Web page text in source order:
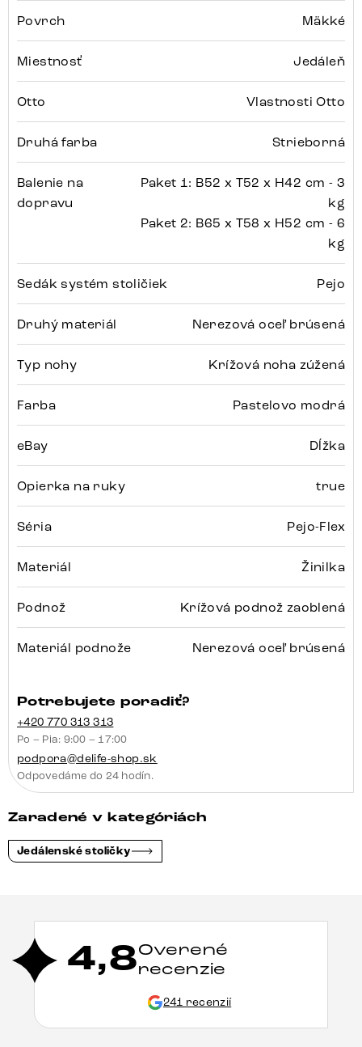
Povrch Mäkké
Miestnosť Jedáleň
Otto Vlastnosti Otto
Druhá farba Strieborná
Balenie na
dopravu
Paket 1: B52 x T52 x H42 cm - 3
kg
Paket 2: B65 x T58 x H52 cm - 6
kg
Sedák systém stoličiek Pejo
Druhý materiál Nerezová oceľ brúsená
Typ nohy Krížová noha zúžená
Farba Pastelovo modrá
eBay Dĺžka
Opierka na ruky true
Séria Pejo-Flex
Materiál Žinilka
Podnož Krížová podnož zaoblená
Materiál podnože Nerezová oceľ brúsená
Potrebujete poradiť?
+420 770 313 313
Po – Pia: 9:00 – 17:00
podpora@delife-shop.sk
Odpovedáme do 24 hodín.
Zaradené v kategóriách
Jedálenské stoličky
4,8Overené
recenzie
241 recenzií